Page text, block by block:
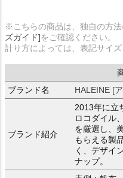
※こちらの商品は、独自の方
ズガイド]をご確認ください。
計り方によっては、表記サイ
ブランド名
HALEINE [
ブランド紹介
2013年に立
ロコダイル
を厳選し、
もらえる製
く、デザイ
ナップ。